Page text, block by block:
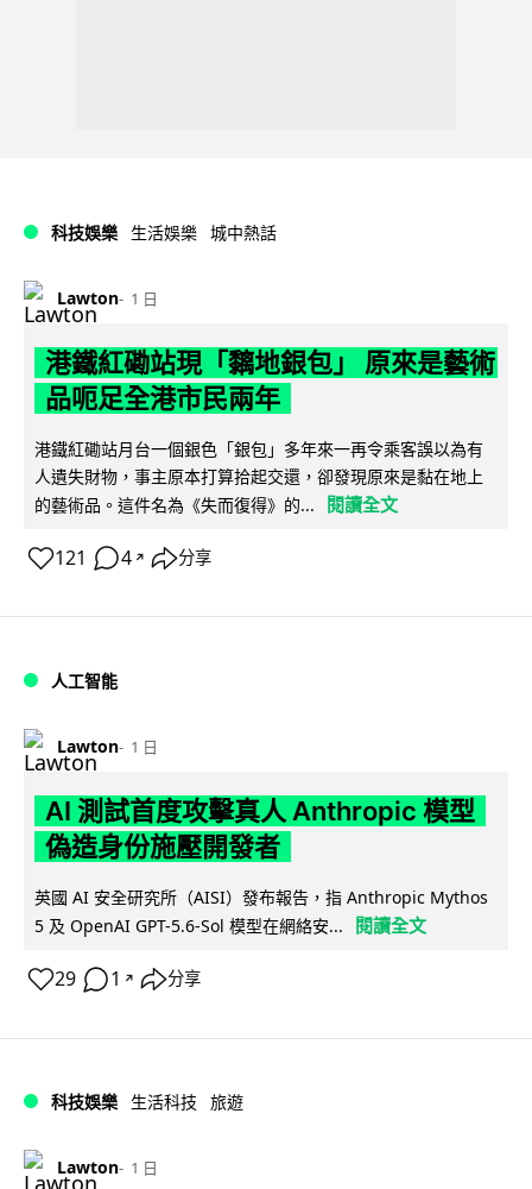
科技娛樂 生活娛樂 城中熱話
Lawton 1 日
港鐵紅磡站現「黐地銀包」 原來是藝術
品呃足全港市民兩年
港鐵紅磡站月台一個銀色「銀包」多年來一再令乘客誤以為有
人遺失財物，事主原本打算拾起交還，卻發現原來是黏在地上
的藝術品。這件名為《失而復得》的...
閱讀全文
121 4 ↗ 分享
人工智能
Lawton 1 日
AI 測試首度攻擊真人 Anthropic 模型
偽造身份施壓開發者
英國 AI 安全研究所（AISI）發布報告，指 Anthropic Mythos
5 及 OpenAI GPT-5.6-Sol 模型在網絡安...
閱讀全文
29 1 ↗ 分享
科技娛樂 生活科技 旅遊
Lawton 1 日